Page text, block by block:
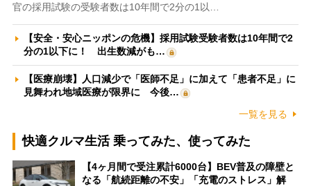
官の採用試験の受験者数は10年間で2分の1以…
【安全・安心ニッポンの危機】採用試験受験者数は10年間で2
分の1以下に！ 出生数減がも…
【医療崩壊】人口減少で「医師不足」に加えて「患者不足」に
見舞われ地域医療が限界に 今後…
一覧を見る
快適クルマ生活 乗ってみた、使ってみた
【4ヶ月間で受注累計6000台】BEV普及の障壁と
なる「航続距離の不安」「充電のストレス」解